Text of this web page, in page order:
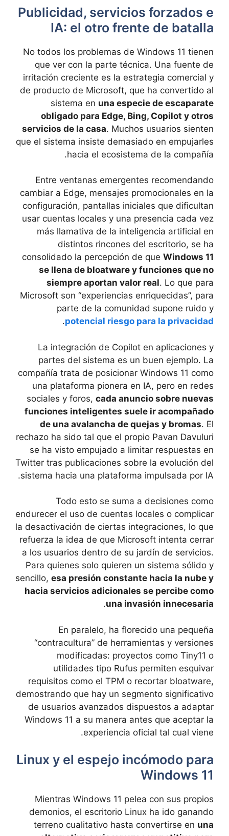
Publicidad, servicios forzados e
IA: el otro frente de batalla
No todos los problemas de Windows 11 tienen
que ver con la parte técnica. Una fuente de
irritación creciente es la estrategia comercial y
de producto de Microsoft, que ha convertido al
sistema en una especie de escaparate
obligado para Edge, Bing, Copilot y otros
servicios de la casa. Muchos usuarios sienten
que el sistema insiste demasiado en empujarles
hacia el ecosistema de la compañía.
Entre ventanas emergentes recomendando
cambiar a Edge, mensajes promocionales en la
configuración, pantallas iniciales que dificultan
usar cuentas locales y una presencia cada vez
más llamativa de la inteligencia artificial en
distintos rincones del escritorio, se ha
consolidado la percepción de que Windows 11
se llena de bloatware y funciones que no
siempre aportan valor real. Lo que para
Microsoft son “experiencias enriquecidas”, para
parte de la comunidad supone ruido y
potencial riesgo para la privacidad
.
La integración de Copilot en aplicaciones y
partes del sistema es un buen ejemplo. La
compañía trata de posicionar Windows 11 como
una plataforma pionera en IA, pero en redes
sociales y foros, cada anuncio sobre nuevas
funciones inteligentes suele ir acompañado
de una avalancha de quejas y bromas. El
rechazo ha sido tal que el propio Pavan Davuluri
se ha visto empujado a limitar respuestas en
Twitter tras publicaciones sobre la evolución del
sistema hacia una plataforma impulsada por IA.
Todo esto se suma a decisiones como
endurecer el uso de cuentas locales o complicar
la desactivación de ciertas integraciones, lo que
refuerza la idea de que Microsoft intenta cerrar
a los usuarios dentro de su jardín de servicios.
Para quienes solo quieren un sistema sólido y
sencillo, esa presión constante hacia la nube y
hacia servicios adicionales se percibe como
una invasión innecesaria
.
En paralelo, ha florecido una pequeña
“contracultura” de herramientas y versiones
modificadas: proyectos como Tiny11 o
utilidades tipo Rufus permiten esquivar
requisitos como el TPM o recortar bloatware,
demostrando que hay un segmento significativo
de usuarios avanzados dispuestos a adaptar
Windows 11 a su manera antes que aceptar la
experiencia oficial tal cual viene.
Linux y el espejo incómodo para
Windows 11
Mientras Windows 11 pelea con sus propios
demonios, el escritorio Linux ha ido ganando
terreno cualitativo hasta convertirse en una